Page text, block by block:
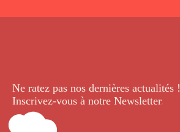
Ne ratez pas nos dernières actualités !
Inscrivez-vous à notre Newsletter.